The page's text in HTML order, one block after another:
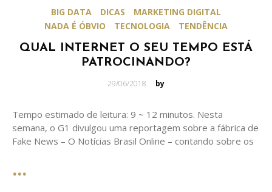
BIG DATA DICAS
MARKETING DIGITAL
NADA É ÓBVIO
TECNOLOGIA TENDÊNCIA
QUAL INTERNET O SEU TEMPO ESTÁ
PATROCINANDO?
Posted
29/06/2018 by
Tempo estimado de leitura: 9 ~ 12 minutos. Nesta
semana, o G1 divulgou uma reportagem sobre a fábrica de
Fake News – O Notícias Brasil Online – contando sobre os